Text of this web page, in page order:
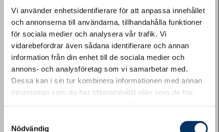
Vi använder enhetsidentifierare för att anpassa innehållet
och annonserna till användarna, tillhandahålla funktioner
för sociala medier och analysera vår trafik. Vi
vidarebefordrar även sådana identifierare och annan
information från din enhet till de sociala medier och
annons- och analysföretag som vi samarbetar med.
Dessa kan i sin tur kombinera informationen med annan
information som du har tillhandahållit eller som de har
Nödvändig
Medlemskap för
bostadsrättsföreningar
Läs mer om alla fördelar HSB-bostadsrättsföreningar kan ta
del av.